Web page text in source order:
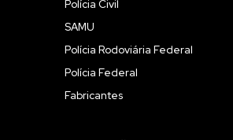
Polícia Civil
SAMU
Polícia Rodoviária Federal
Polícia Federal
Fabricantes